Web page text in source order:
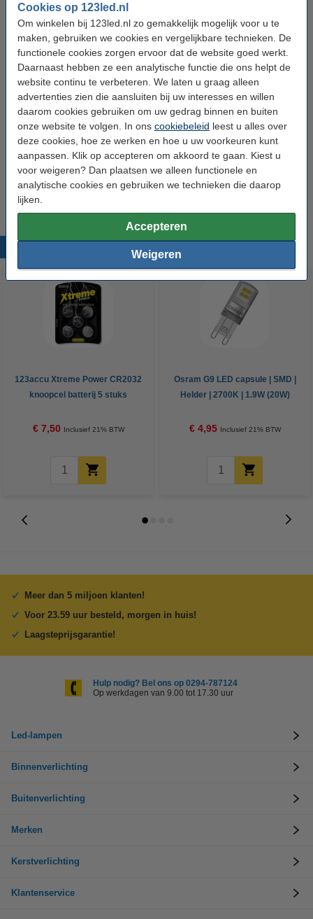
Cookies op 123led.nl
Om winkelen bij 123led.nl zo gemakkelijk mogelijk voor u te
maken, gebruiken we cookies en vergelijkbare technieken. De
functionele cookies zorgen ervoor dat de website goed werkt.
Daarnaast hebben ze een analytische functie die ons helpt de
website continu te verbeteren. We laten u graag alleen
advertenties zien die aansluiten bij uw interesses en willen
daarom cookies gebruiken om uw gedrag binnen en buiten
onze website te volgen. In ons cookiebeleid leest u alles over
deze cookies, hoe ze werken en hoe u uw voorkeuren kunt
aanpassen. Klik op accepteren om akkoord te gaan. Kiest u
voor weigeren? Dan plaatsen we alleen functionele en
analytische cookies en gebruiken we technieken die daarop
lijken.
Accepteren
Weigeren
Watt: 1,5 W
Materiaal:
Bewegingssensor: Ja
Sensor type: Beweging & schemer
Oplaadbaar: ja
Afmetingen: 67 x 51 x 29 mm (lxbxh)
Beschermingsniveau: IP20
Aantal: 1
123accu Xtreme Power CR2032
knoopcel batterij 5 stuks
€ 7,50 Inclusief 21% BTW
Osram G9 LED capsule | SMD |
Helder | 2700K | 1.9W (20W)
€ 4,95 Inclusief 21% BTW
Meer dan 5 miljoen klanten!
Voor 23.59 uur besteld, morgen in huis!
Laagsteprijsgarantie!
Hulp nodig? Bel ons op 0294-787124
Op werkdagen van 9.00 tot 17.30 uur
Led-lampen
Binnenverlichting
Buitenverlichting
Merken
Kerstverlichting
Klantenservice